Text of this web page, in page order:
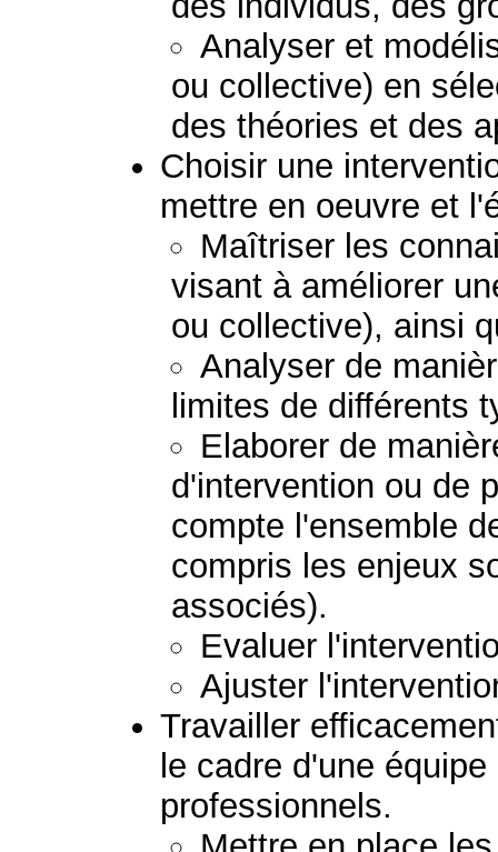
Analyser et
ou collective) en
des théories et des
Choisir une
mettre en oeuvre et
Maîtriser les
visant à améliorer
ou collective), ainsi
Analyser de
limites de différents
Elaborer de
d'intervention ou de
compte l'ensemble
compris les enjeux
associés).
Evaluer
Ajuster
Travailler
le cadre d'une
professionnels.